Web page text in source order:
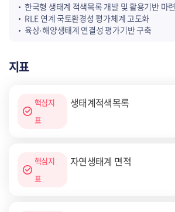
한국형 생태계 적색목록 개발 및 활용기반 마련
RLE 연계 국토환경성 평가체계 고도화
육상·해양생태계 연결성 평가기반 구축
지표
핵심지
표
생태계적색목록
핵심지
표
자연생태계 면적